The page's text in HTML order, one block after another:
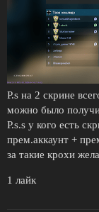
P.s на 2 скрине
можно было
P.s.s у кого есть
прем.аккаунт +
за такие крохи
1 лайк